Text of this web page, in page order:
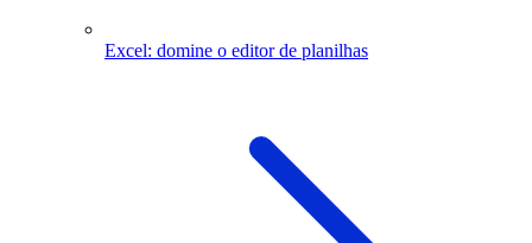
Excel: domine o editor de planilhas